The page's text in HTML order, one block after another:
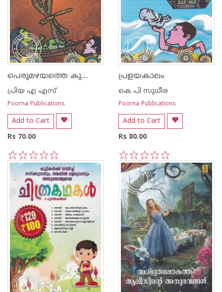
പെരുമഴയത്തെ കുഞ്ഞിതളുകള്‍
പ്രിയ എ എസ്
Poorna Publications
Add to Cart
Rs 70.00
5
4
3
2
1
പ്രളയകാലം
കെ പി സുധീര
Poorna Publications
Add to Cart
Rs 80.00
5
4
3
2
1